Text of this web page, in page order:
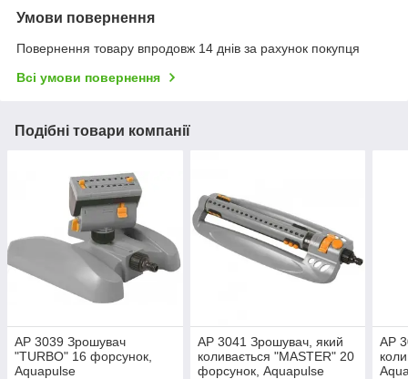
Умови повернення
Повернення товару впродовж 14 днів за рахунок покупця
Всі умови повернення
Подібні товари компанії
АР 3039 Зрошувач
"TURBO" 16 форсунок,
Aquapulse
АР 3041 Зрошувач, який
коливається "MASTER" 20
форсунок, Aquapulse
АР